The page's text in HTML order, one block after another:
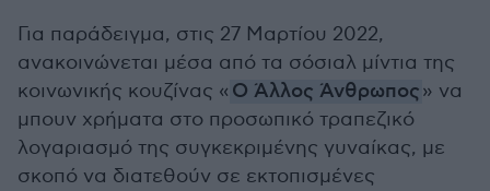
Για παράδειγμα, στις 27 Μαρτίου 2022,
ανακοινώνεται μέσα από τα σόσιαλ μίντια της
κοινωνικής κουζίνας « Ο Άλλος Άνθρωπος» να
μπουν χρήματα στο προσωπικό τραπεζικό
λογαριασμό της συγκεκριμένης γυναίκας, με
σκοπό να διατεθούν σε εκτοπισμένες